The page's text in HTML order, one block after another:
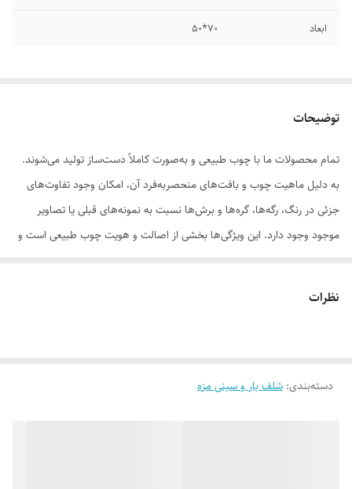
ابعاد ۷۰*50
توضیحات
تمام محصولات ما با چوب طبیعی و به‌صورت کاملاً دست‌ساز تولید می‌شوند.
به دلیل ماهیت چوب و بافت‌های منحصر‌به‌فرد آن، امکان وجود تفاوت‌های
جزئی در رنگ، رگه‌ها، گره‌ها و برش‌ها نسبت به نمونه‌های قبلی یا تصاویر
موجود وجود دارد. این ویژگی‌ها بخشی از اصالت و هویت چوب طبیعی است و
سفارش به‌منزله‌ی پذیرش این موارد و آگاهی از ویژگی‌های طبیعی چوب هست
نظرات
دسته‌بندی: شلف بار و سینی مزه